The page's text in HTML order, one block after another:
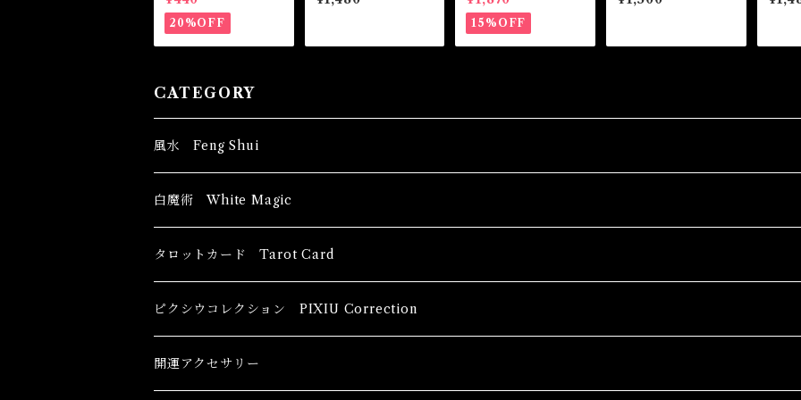
Powder LOVE&MO
NEY
20%OFF
ル-磁石のようにほし
r Oil チェイスユアエ
ネミーアウェイ！ ビネ
ガーオイル
15%OFF
せ
CATEGORY
風水 Feng Shui
ブッダ Buddha
恋愛運
健康運 Health
金運 Money
白魔術 White Magic
香油 Oils
恋愛 Love
金運 Money
キャンドル Candles
恋愛 Love
線香 Stick Incense
タロットカード Tarot Card
初心者向け For The Beginners
中級者向け
ピクシウコレクション PIXIU Correction
開運アクセサリー